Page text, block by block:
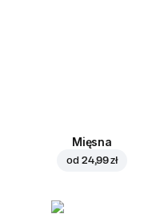
Mięsna
od 24,99 zł